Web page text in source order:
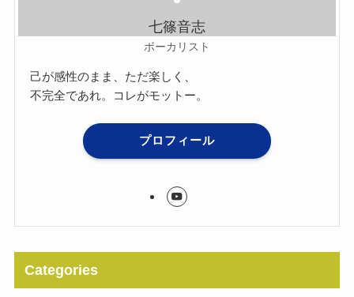
七篠音志
ボーカリスト
己が感性のまま、ただ楽しく、
不完全であれ。コレがモットー。
プロフィール
Categories